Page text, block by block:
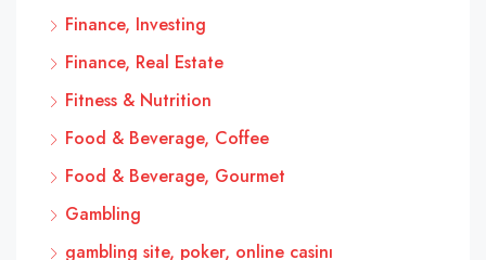
Finance, Investing
Finance, Real Estate
Fitness & Nutrition
Food & Beverage, Coffee
Food & Beverage, Gourmet
Gambling
gambling site, poker, online casinı